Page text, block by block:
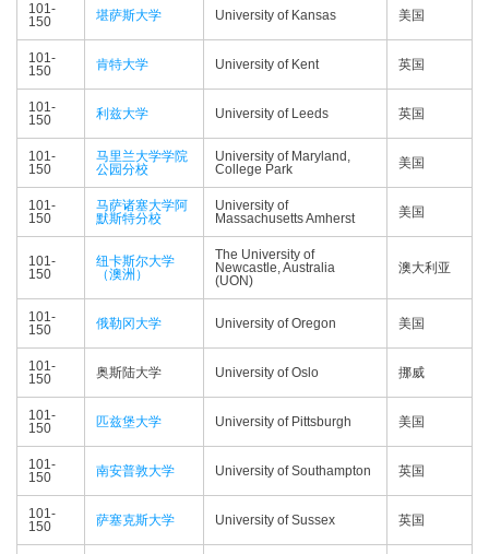
101-
150
堪萨斯大学 University of Kansas 美国
101-
150
肯特大学 University of Kent 英国
101-
150
利兹大学 University of Leeds 英国
101-
150
马里兰大学学院
公园分校
University of Maryland,
College Park
美国
101-
150
马萨诸塞大学阿
默斯特分校
University of
Massachusetts Amherst
美国
101-
150
纽卡斯尔大学
（澳洲）
The University of
Newcastle, Australia
(UON)
澳大利亚
101-
150
俄勒冈大学 University of Oregon 美国
101-
150
奥斯陆大学 University of Oslo 挪威
101-
150
匹兹堡大学 University of Pittsburgh 美国
101-
150
南安普敦大学 University of Southampton 英国
101-
150
萨塞克斯大学 University of Sussex 英国